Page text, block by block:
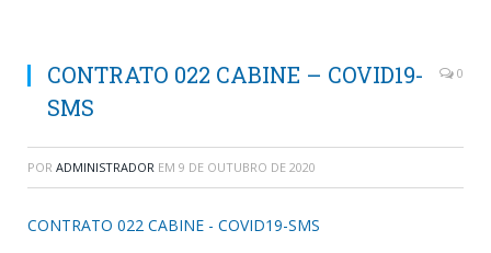
CONTRATO 022 CABINE – COVID19-
SMS
0
POR ADMINISTRADOR EM 9 DE OUTUBRO DE 2020
CONTRATO 022 CABINE - COVID19-SMS